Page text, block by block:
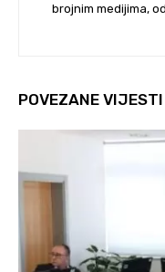
brojnim medijima,
POVEZANE VIJESTI